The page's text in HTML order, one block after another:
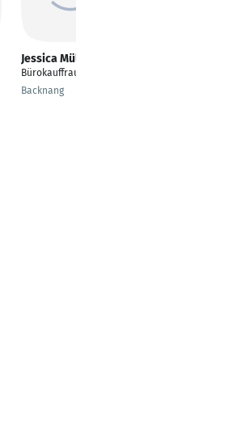
Jessica Müller
Bürokauffrau
Backnang